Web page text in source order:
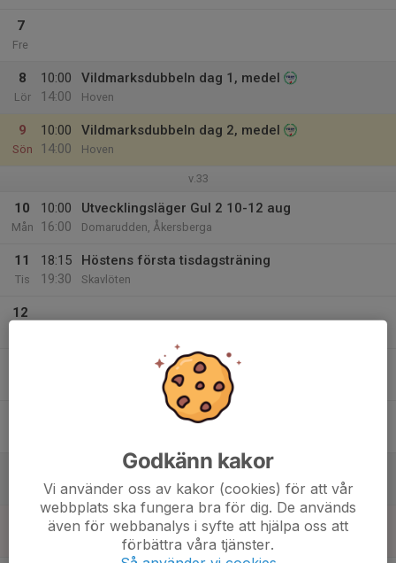
7
Fre
8
Lör
10:00
14:00
Vildmarksdubbeln dag 1, medel
Hoven
9
Sön
10:00
14:00
Vildmarksdubbeln dag 2, medel
Hoven
v.33
10
Mån
10:00
16:00
Utvecklingsläger Gul 2 10-12 aug
Domarudden, Åkersberga
11
Tis
18:15
19:30
Höstens första tisdagsträning
Skavlöten
12
Godkänn kakor
Vi använder oss av kakor (cookies) för att vår
webbplats ska fungera bra för dig. De används
även för webbanalys i syfte att hjälpa oss att
förbättra våra tjänster.